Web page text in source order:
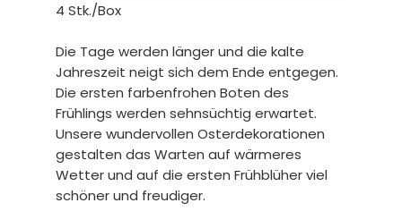
4 Stk./Box
Die Tage werden länger und die kalte
Jahreszeit neigt sich dem Ende entgegen.
Die ersten farbenfrohen Boten des
Frühlings werden sehnsüchtig erwartet.
Unsere wundervollen Osterdekorationen
gestalten das Warten auf wärmeres
Wetter und auf die ersten Frühblüher viel
schöner und freudiger.